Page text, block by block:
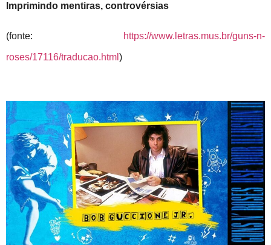
Imprimindo mentiras, controvérsias
(fonte: https://www.letras.mus.br/guns-n-
roses/17116/traducao.html )